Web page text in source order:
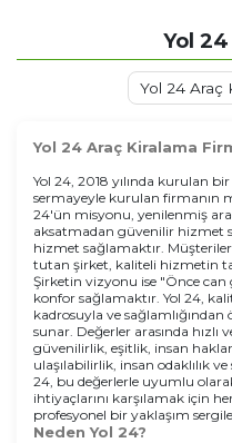
Yol 24
Yol 24 Araç
Yol 24 Araç Kiralama
Yol 24, 2018 yılında kurulan
sermayeyle kurulan firmanın
24'ün misyonu, yenilenmiş
aksatmadan güvenilir hizmet
hizmet sağlamaktır.
tutan şirket, kaliteli hizmetin
Şirketin vizyonu ise "Önce
konfor sağlamaktır. Yol 24,
kadrosuyla ve
sunar. Değerler arasında
güvenilirlik, eşitlik, insan
ulaşılabilirlik, insan odaklılık
24, bu değerlerle uyumlu
ihtiyaçlarını karşılamak için
profesyonel bir yaklaşım
Neden Yol 24?